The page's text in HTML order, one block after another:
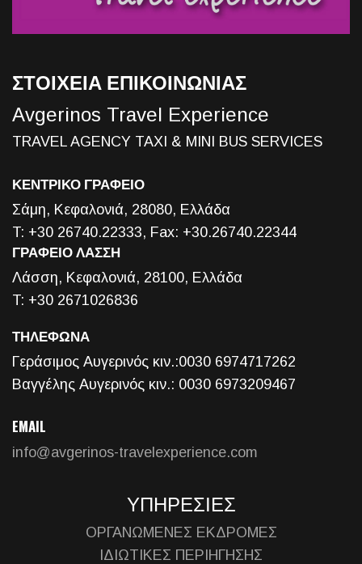
ΣΤΟΙΧΕΙΑ ΕΠΙΚΟΙΝΩΝΙΑΣ
Avgerinos Travel Experience
TRAVEL AGENCY TAXI & MINI BUS SERVICES
ΚΕΝΤΡΙΚΟ ΓΡΑΦΕΙΟ
Σάμη, Κεφαλονιά, 28080, Ελλάδα
T: +30 26740.22333, Fax: +30.26740.22344
ΓΡΑΦΕΙΟ ΛΑΣΣΗ
Λάσση, Κεφαλονιά, 28100, Ελλάδα
T: +30 2671026836
ΤΗΛΕΦΩΝΑ
Γεράσιμος Αυγερινός κιν.:0030 6974717262
Βαγγέλης Αυγερινός κιν.: 0030 6973209467
EMAIL
info@avgerinos-travelexperience.com
ΥΠΗΡΕΣΙΕΣ
ΟΡΓΑΝΩΜΕΝΕΣ ΕΚΔΡΟΜΕΣ
ΙΔΙΩΤΙΚΕΣ ΠΕΡΙΗΓΗΣΗΣ